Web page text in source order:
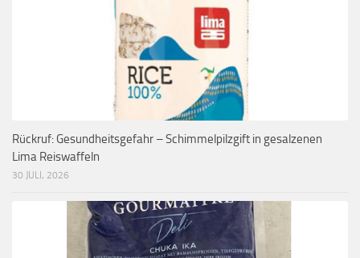
Rückruf: Gesundheitsgefahr – Schimmelpilzgift in gesalzenen
Lima Reiswaffeln
30 JULI, 2026